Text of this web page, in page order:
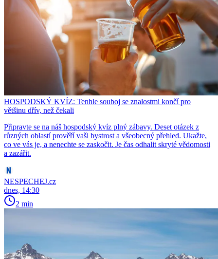
HOSPODSKÝ KVÍZ: Tenhle souboj se znalostmi končí pro
většinu dřív, než čekali
Připravte se na náš hospodský kvíz plný zábavy. Deset otázek z
různých oblastí prověří vaši bystrost a všeobecný přehled. Ukažte,
co ve vás je, a nenechte se zaskočit. Je čas odhalit skryté vědomosti
a zazářit.
NESPECHEJ.cz
dnes, 14:30
2 min